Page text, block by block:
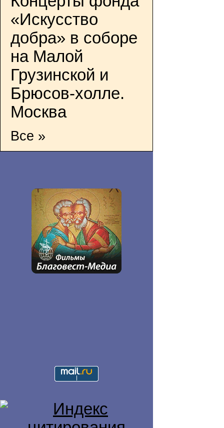
«Искусство
добра» в соборе
на Малой
Грузинской и
Брюсов-холле.
Москва
Все »